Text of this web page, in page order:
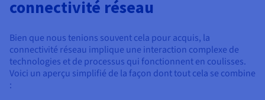
connectivité réseau
Bien que nous tenions souvent cela pour acquis, la
connectivité réseau implique une interaction complexe de
technologies et de processus qui fonctionnent en coulisses.
Voici un aperçu simplifié de la façon dont tout cela se combine
: